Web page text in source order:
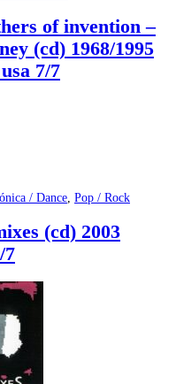
of invention –
(cd) 1968/1995
7/7
/ Dance, Pop / Rock
(cd) 2003
7